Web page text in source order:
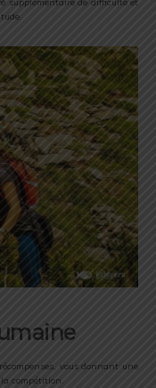
vous donnant une
compétition.